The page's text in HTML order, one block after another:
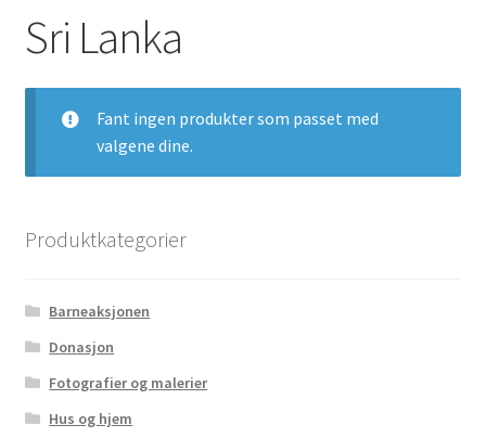
Handlekurv
Til kassen
Min konto
Sri Lanka
Fant ingen produkter som passet med
valgene dine.
Produktkategorier
Barneaksjonen
Donasjon
Fotografier og malerier
Hus og hjem